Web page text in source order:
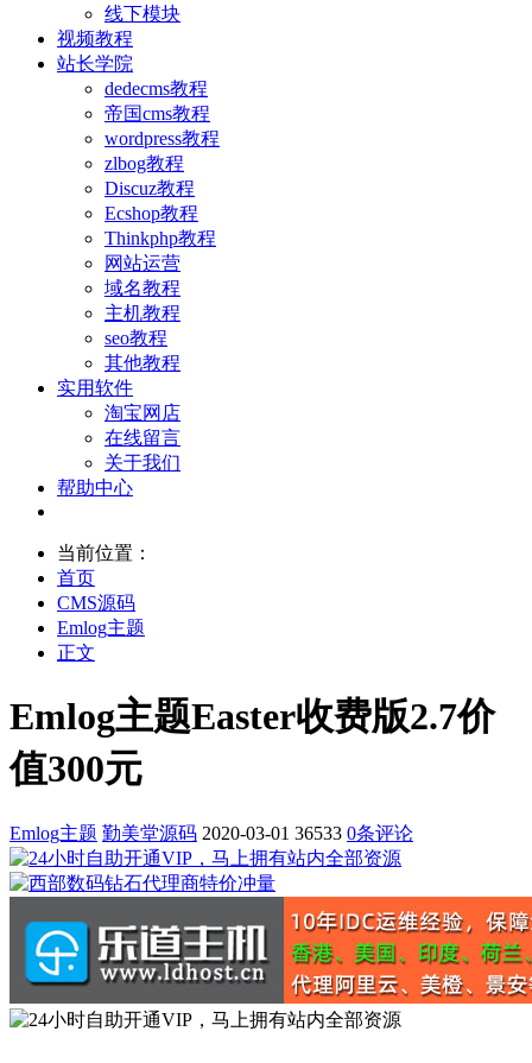
线下模块
视频教程
站长学院
dedecms教程
帝国cms教程
wordpress教程
zlbog教程
Discuz教程
Ecshop教程
Thinkphp教程
网站运营
域名教程
主机教程
seo教程
其他教程
实用软件
淘宝网店
在线留言
关于我们
帮助中心
当前位置：
首页
CMS源码
Emlog主题
正文
Emlog主题Easter收费版2.7价
值300元
Emlog主题 勤美堂源码 2020-03-01 36533 0条评论